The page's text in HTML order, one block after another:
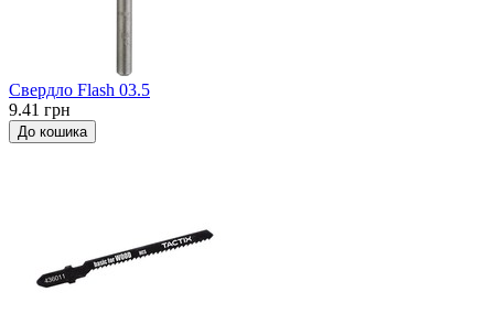
Свердло Flash 03.5
9.41 грн
До кошика